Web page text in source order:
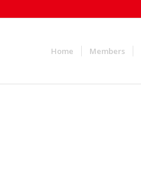
Home Members